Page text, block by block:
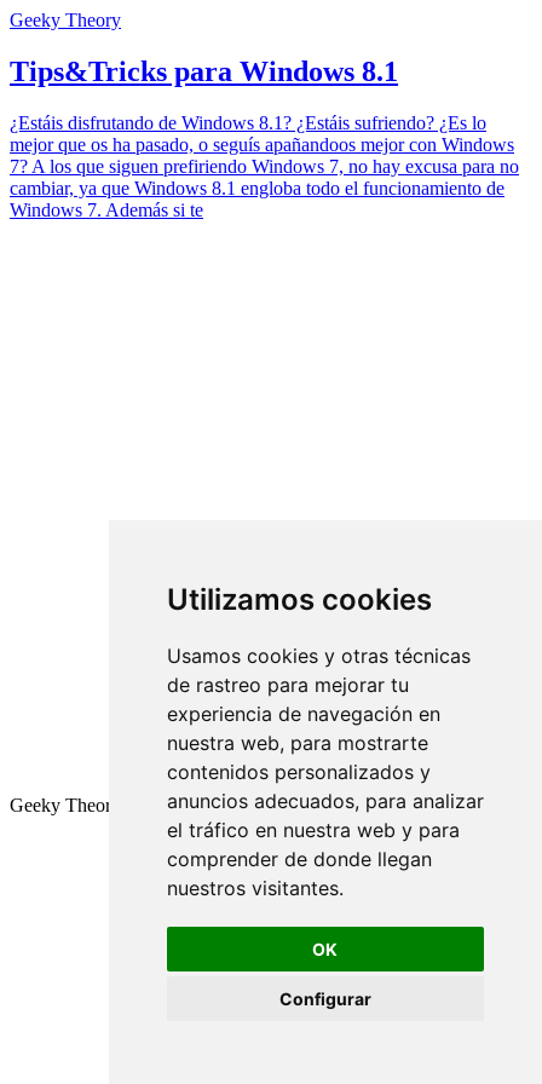
Utilizamos cookies
Usamos cookies y otras técnicas
de rastreo para mejorar tu
experiencia de navegación en
nuestra web, para mostrarte
contenidos personalizados y
anuncios adecuados, para analizar
el tráfico en nuestra web y para
comprender de donde llegan
nuestros visitantes.
OK
Configurar
Geeky Theory
Tips&Tricks para Windows 8.1
¿Estáis disfrutando de Windows 8.1? ¿Estáis sufriendo? ¿Es lo
mejor que os ha pasado, o seguís apañandoos mejor con Windows
7? A los que siguen prefiriendo Windows 7, no hay excusa para no
cambiar, ya que Windows 8.1 engloba todo el funcionamiento de
Windows 7. Además si te
Geeky Theory © 2026